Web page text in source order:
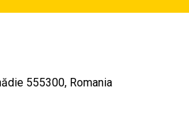
555300, Romania